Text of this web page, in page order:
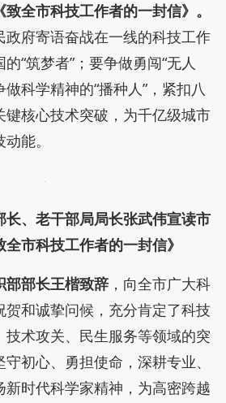
全市科技工作者的一封信》。
政府寄语奋战在一线的科技工作
“筑梦者”；要争做勇闯“无人
做科学精神的“播种人”，紧扣八
键核心技术突破，为千亿级城市
能。
长、老干部局局长张武伟宣读市
市科技工作者的一封信》
部部长王楷致辞 ，向全市广大科
和诚挚问候，充分肯定了科技
术攻关、民生服务等领域的突
初心、勇担使命，深耕专业、
时代科学家精神，为高密跨越